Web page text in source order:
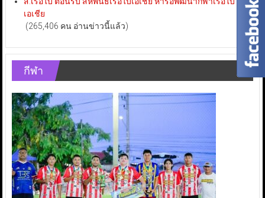
เอเชีย
(265,406 คน อ่านข่าวนี้แล้ว)
กีฬา